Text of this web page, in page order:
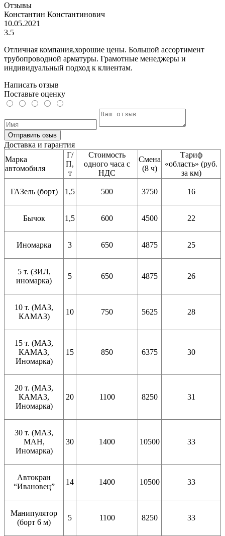
Отзывы
Константин Константинович
10.05.2021
3.5
Отличная компания,хорошие цены. Большой ассортимент
трубопроводной арматуры. Грамотные менеджеры и
индивидуальный подход к клиентам.
Написать отзыв
Поставьте оценку
Отправить озыв
Доставка и гарантия
Марка
автомобиля
Г/
П,
т
Стоимость
одного часа с
НДС
Смена
(8 ч)
Тариф
«область» (руб.
за км)
ГАЗель (борт) 1,5 500 3750 16
Бычок 1,5 600 4500 22
Иномарка 3 650 4875 25
5 т. (ЗИЛ,
иномарка)
5 650 4875 26
10 т. (МАЗ,
КАМАЗ)
10 750 5625 28
15 т. (МАЗ,
КАМАЗ,
Иномарка)
15 850 6375 30
20 т. (МАЗ,
КАМАЗ,
Иномарка)
20 1100 8250 31
30 т. (МАЗ,
МАН,
Иномарка)
30 1400 10500 33
Автокран
“Ивановец”
14 1400 10500 33
Манипулятор
(борт 6 м)
5 1100 8250 33